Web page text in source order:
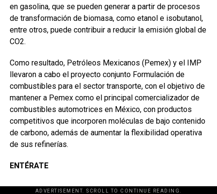
en gasolina, que se pueden generar a partir de procesos
de transformación de biomasa, como etanol e isobutanol,
entre otros, puede contribuir a reducir la emisión global de
CO2.
Como resultado, Petróleos Mexicanos (Pemex) y el IMP
llevaron a cabo el proyecto conjunto Formulación de
combustibles para el sector transporte, con el objetivo de
mantener a Pemex como el principal comercializador de
combustibles automotrices en México, con productos
competitivos que incorporen moléculas de bajo contenido
de carbono, además de aumentar la flexibilidad operativa
de sus refinerías.
ENTÉRATE
ADVERTISEMENT. SCROLL TO CONTINUE READING.